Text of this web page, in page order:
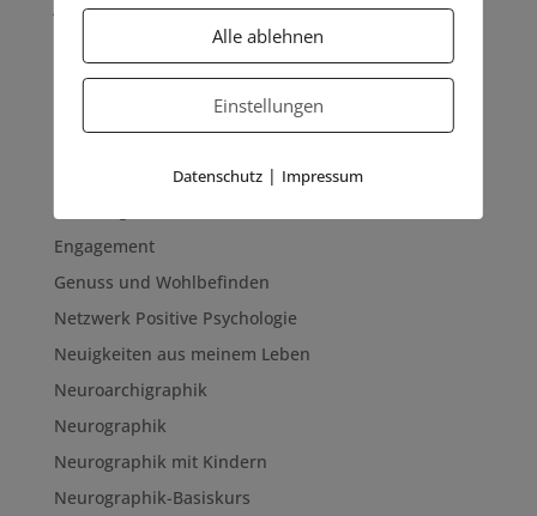
Juni 2021
Achtsamkeit
Engagement
Genuss und Wohlbefinden
Netzwerk Positive Psychologie
Neuigkeiten aus meinem Leben
Neuroarchigraphik
Neurographik
Neurographik mit Kindern
Neurographik-Basiskurs
Alle ablehnen
Einstellungen
Datenschutz | Impressum